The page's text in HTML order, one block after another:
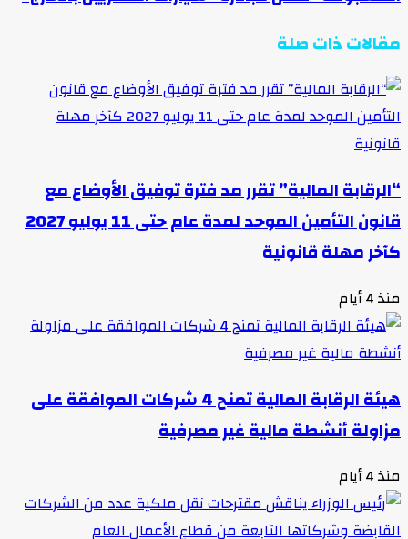
مقالات ذات صلة
“الرقابة المالية” تقرر مد فترة توفيق الأوضاع مع
قانون التأمين الموحد لمدة عام حتى 11 يوليو 2027
كآخر مهلة قانونية
منذ 4 أيام
هيئة الرقابة المالية تمنح 4 شركات الموافقة على
مزاولة أنشطة مالية غير مصرفية
منذ 4 أيام